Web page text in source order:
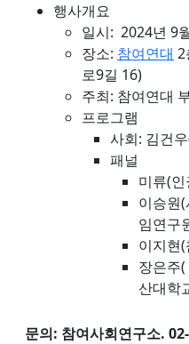
행사개요
일시: 2024년 9
장소: 참여연대 2
로9길 16)
주최: 참여연대
프로그램
사회: 김건
패널
미류(
이승원
임연구
이지현
장은주
산대학
문의: 참여사회연구소.